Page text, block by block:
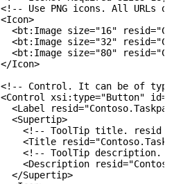
<!-- Use PNG icons. All URLs
<Icon>
<bt:Image size="16" resid=
<bt:Image size="32" resid=
<bt:Image size="80" resid=
</Icon>
<!-- Control. It can be of type
<Control xsi:type="Button" id=
<Label resid=
<Supertip>
<!-- ToolTip title. resid
<Title resid=
<!-- ToolTip description.
<Description resid=
</Supertip>